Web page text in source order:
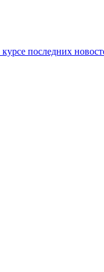
последних